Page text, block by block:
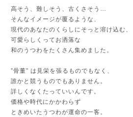
高そう、難しそう、古くさそう…
そんなイメージが覆るような、
現代のあなたのくらしにそっと溶け込む、
可愛らしくってお洒落な
和のうつわをたくさん集めました。
”骨董” は見栄を張るものでもなく、
誰かと競うものでもありません。
詳しくなくたっていいんです。
価格や時代にかかわらず
ときめいたうつわが運命の一客。